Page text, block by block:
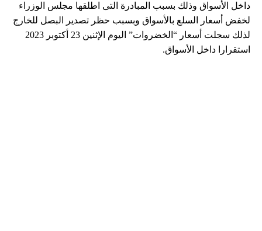
داخل الأسواق وذلك بسبب المبادرة التى اطلقها مجلس الوزراء
لخفض أسعار السلع بالأسواق وبسبب حظر تصدير البصل للخارج
لذلك سجلت أسعار “الخضروات” اليوم الإثنين 23 أكتوبر 2023
استقرارا داخل الأسواق.